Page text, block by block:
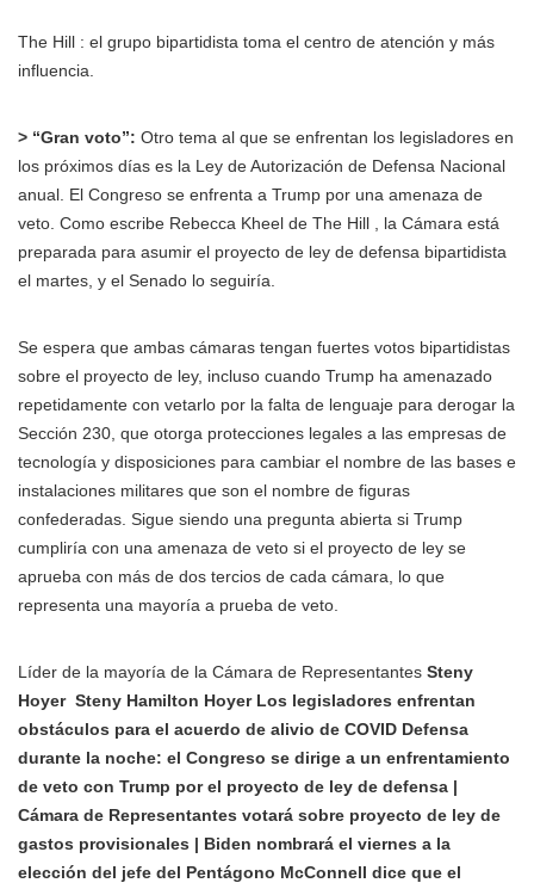
The Hill : el grupo bipartidista toma el centro de atención y más
influencia.
> “Gran voto”: Otro tema al que se enfrentan los legisladores en
los próximos días es la Ley de Autorización de Defensa Nacional
anual. El Congreso se enfrenta a Trump por una amenaza de
veto. Como escribe Rebecca Kheel de The Hill , la Cámara está
preparada para asumir el proyecto de ley de defensa bipartidista
el martes, y el Senado lo seguiría.
Se espera que ambas cámaras tengan fuertes votos bipartidistas
sobre el proyecto de ley, incluso cuando Trump ha amenazado
repetidamente con vetarlo por la falta de lenguaje para derogar la
Sección 230, que otorga protecciones legales a las empresas de
tecnología y disposiciones para cambiar el nombre de las bases e
instalaciones militares que son el nombre de figuras
confederadas. Sigue siendo una pregunta abierta si Trump
cumpliría con una amenaza de veto si el proyecto de ley se
aprueba con más de dos tercios de cada cámara, lo que
representa una mayoría a prueba de veto.
Líder de la mayoría de la Cámara de Representantes Steny
Hoyer Steny Hamilton Hoyer Los legisladores enfrentan
obstáculos para el acuerdo de alivio de COVID Defensa
durante la noche: el Congreso se dirige a un enfrentamiento
de veto con Trump por el proyecto de ley de defensa |
Cámara de Representantes votará sobre proyecto de ley de
gastos provisionales | Biden nombrará el viernes a la
elección del jefe del Pentágono McConnell dice que el